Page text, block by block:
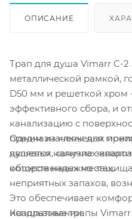
ОПИСАНИЕ
Трап для душа Vimarr C-2
металлической рамкой,
D50 мм и решеткой хром
эффективного сбора, и
канализацию с
предназначены для
душевых, санузлах
общественных местах.
Одним из ключевых
является наличие
которое надежно
неприятных запахов,
Это обеспечивает
использовании.
Квадратные трапы Vimarr